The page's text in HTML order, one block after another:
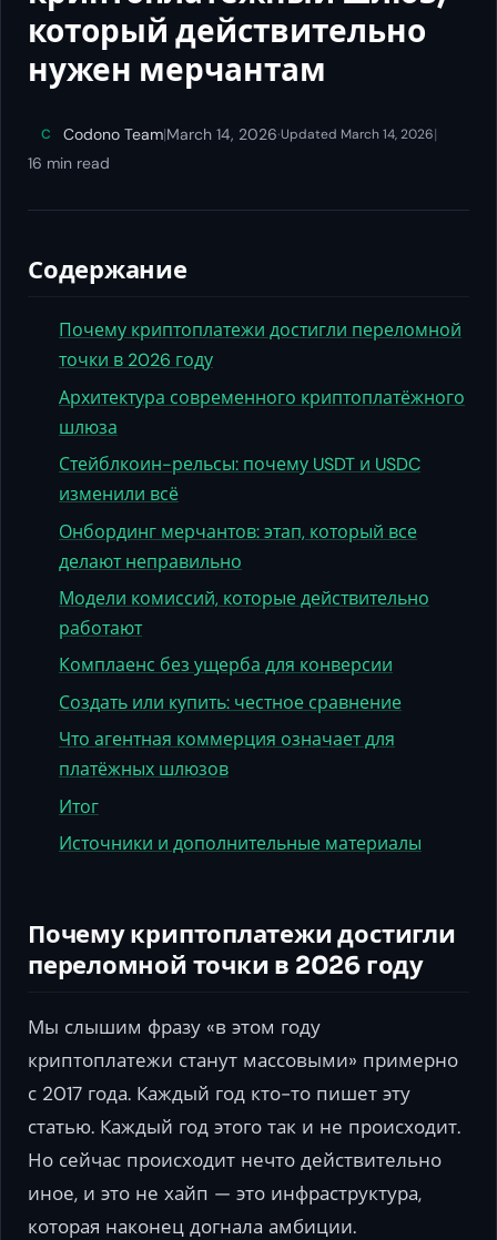
который действительно
нужен мерчантам
C Codono Team|March 14, 2026·Updated March 14, 2026|
16 min read
Содержание
Почему криптоплатежи достигли переломной
точки в 2026 году
Архитектура современного криптоплатёжного
шлюза
Стейблкоин-рельсы: почему USDT и USDC
изменили всё
Онбординг мерчантов: этап, который все
делают неправильно
Модели комиссий, которые действительно
работают
Комплаенс без ущерба для конверсии
Создать или купить: честное сравнение
Что агентная коммерция означает для
платёжных шлюзов
Итог
Источники и дополнительные материалы
Почему криптоплатежи достигли
переломной точки в 2026 году
Мы слышим фразу «в этом году
криптоплатежи станут массовыми» примерно
с 2017 года. Каждый год кто-то пишет эту
статью. Каждый год этого так и не происходит.
Но сейчас происходит нечто действительно
иное, и это не хайп — это инфраструктура,
которая наконец догнала амбиции.